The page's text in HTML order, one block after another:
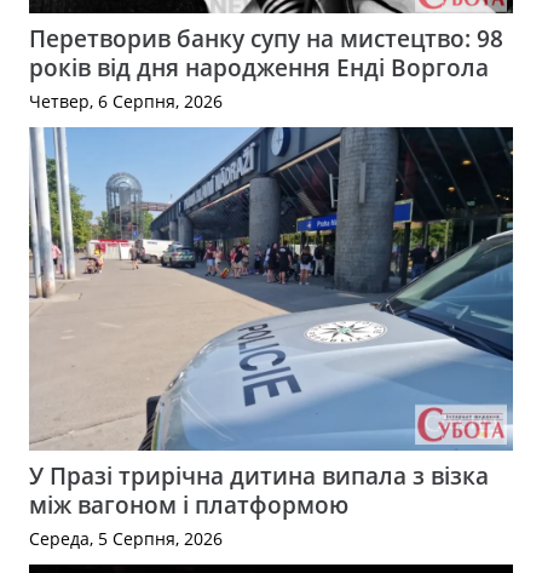
Перетворив банку супу на мистецтво: 98
років від дня народження Енді Воргола
Четвер, 6 Серпня, 2026
У Празі трирічна дитина випала з візка
між вагоном і платформою
Середа, 5 Серпня, 2026